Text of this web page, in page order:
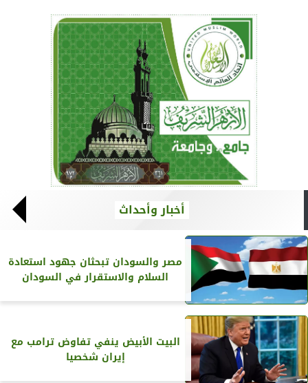
أخبار وأحداث
مصر والسودان تبحثان جهود استعادة
السلام والاستقرار في السودان
البيت الأبيض ينفي تفاوض ترامب مع
إيران شخصيا